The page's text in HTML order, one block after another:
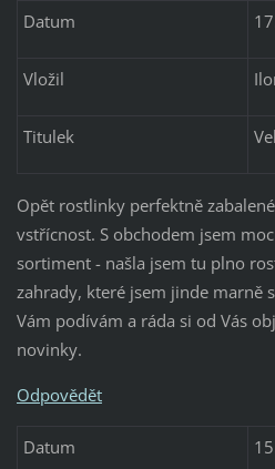
Datum
Vložil
Titulek
Opět rostlinky perfektně
vstřícnost. S obchodem jsem
sortiment - našla jsem tu plno
zahrady, které jsem jinde marně
Vám podívám a ráda si od Vás
novinky.
Odpovědět
Datum